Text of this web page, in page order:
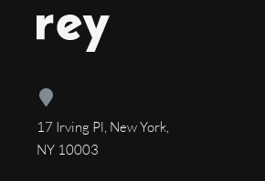
17 Irving Pl, New York,
NY 10003